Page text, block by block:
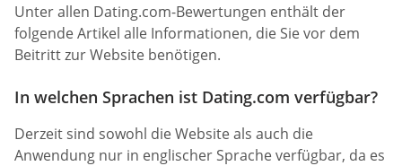
Unter allen Dating.com-Bewertungen enthält der
folgende Artikel alle Informationen, die Sie vor dem
Beitritt zur Website benötigen.
In welchen Sprachen ist Dating.com verfügbar?
Derzeit sind sowohl die Website als auch die
Anwendung nur in englischer Sprache verfügbar, da es